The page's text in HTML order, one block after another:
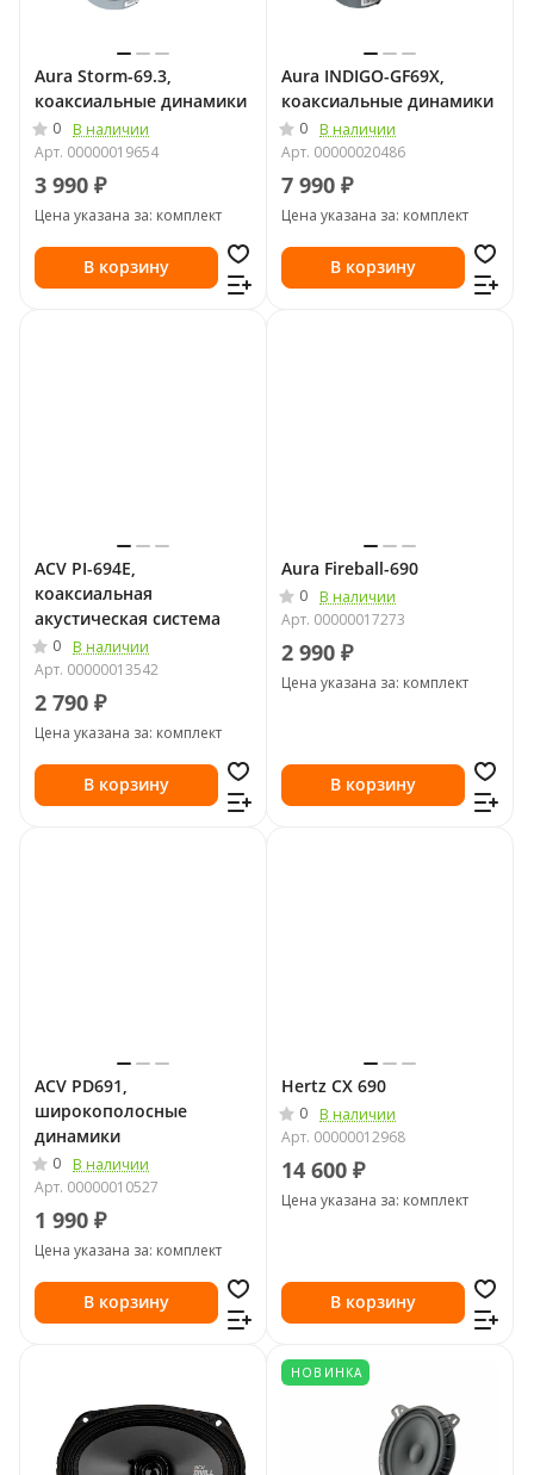
Aura Storm-69.3,
коаксиальные динамики
0
В наличии
Арт. 00000019654
3 990 ₽
Цена указана за: комплект
В корзину
Aura INDIGO-GF69X,
коаксиальные динамики
0
В наличии
Арт. 00000020486
7 990 ₽
Цена указана за: комплект
В корзину
ACV PI-694E,
коаксиальная
акустическая система
0
В наличии
Арт. 00000013542
2 790 ₽
Цена указана за: комплект
В корзину
Aura Fireball-690
0
В наличии
Арт. 00000017273
2 990 ₽
Цена указана за: комплект
В корзину
ACV PD691,
широкополосные
динамики
0
В наличии
Арт. 00000010527
1 990 ₽
Цена указана за: комплект
В корзину
Hertz CX 690
0
В наличии
Арт. 00000012968
14 600 ₽
Цена указана за: комплект
В корзину
НОВИНКА